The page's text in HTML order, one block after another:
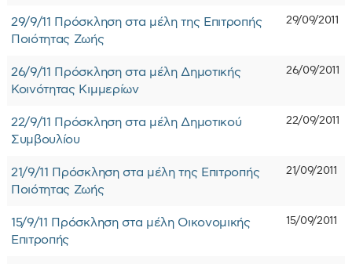
29/9/11 Πρόσκληση στα μέλη της Επιτροπής
Ποιότητας Ζωής
29/09/2011
26/9/11 Πρόσκληση στα μέλη Δημοτικής
Κοινότητας Κιμμερίων
26/09/2011
22/9/11 Πρόσκληση στα μέλη Δημοτικού
Συμβουλίου
22/09/2011
21/9/11 Πρόσκληση στα μέλη της Επιτροπής
Ποιότητας Ζωής
21/09/2011
15/9/11 Πρόσκληση στα μέλη Οικονομικής
Επιτροπής
15/09/2011